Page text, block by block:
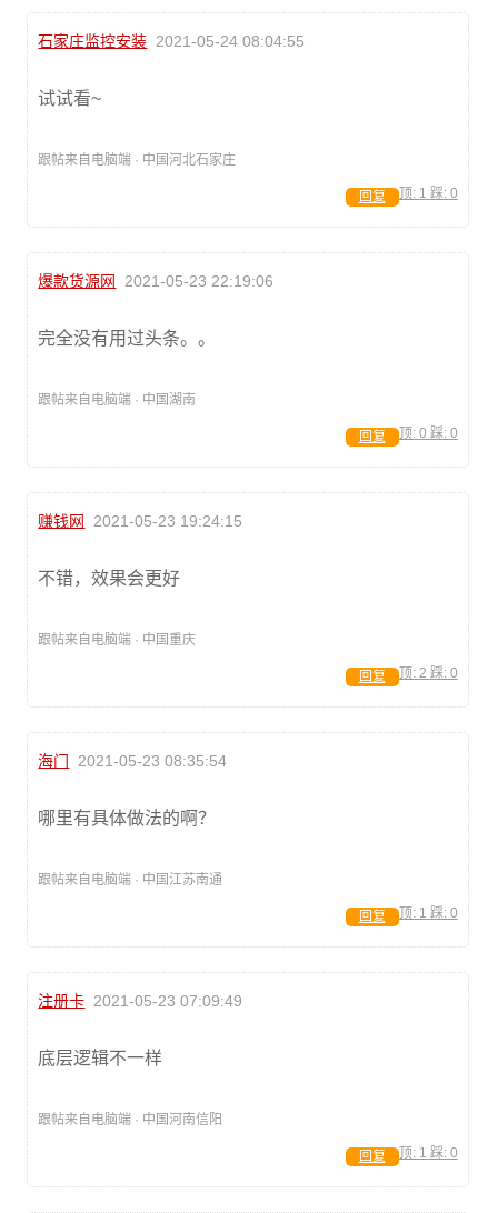
石家庄监控安装 2021-05-24 08:04:55
试试看~
跟帖来自电脑端 · 中国河北石家庄
顶: 1 踩: 0
回复
爆款货源网 2021-05-23 22:19:06
完全没有用过头条。。
跟帖来自电脑端 · 中国湖南
顶: 0 踩: 0
回复
赚钱网 2021-05-23 19:24:15
不错，效果会更好
跟帖来自电脑端 · 中国重庆
顶: 2 踩: 0
回复
海门 2021-05-23 08:35:54
哪里有具体做法的啊？
跟帖来自电脑端 · 中国江苏南通
顶: 1 踩: 0
回复
注册卡 2021-05-23 07:09:49
底层逻辑不一样
跟帖来自电脑端 · 中国河南信阳
顶: 1 踩: 0
回复